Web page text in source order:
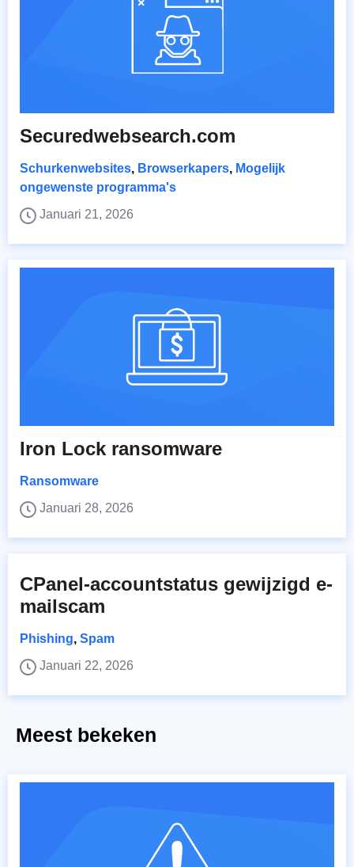
Securedwebsearch.com
Schurkenwebsites, Browserkapers, Mogelijk
ongewenste programma's
Januari 21, 2026
Iron Lock ransomware
Ransomware
Januari 28, 2026
CPanel-accountstatus gewijzigd e-
mailscam
Phishing, Spam
Januari 22, 2026
Meest bekeken